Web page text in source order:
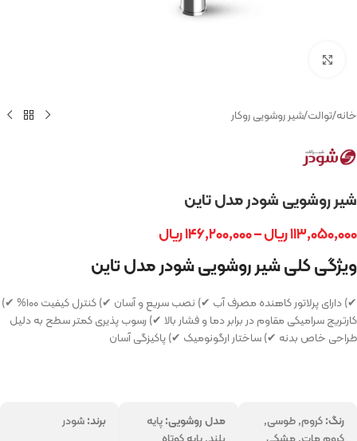
خانه/توالت/شیر روشویی روکار
شیر روشویی شودر مدل تاین
۱۱۳,۰۵۰,۰۰۰ریال–۱۴۶,۲۰۰,۰۰۰ریال
ویژگی‌ کلی شیر روشویی شودر مدل تاین
✔) دارای پرلاتور کاهنده مصرف آب ✔) نصب سریع و آسان ✔) کنترل کیفیت ۱۰۰% ✔)
کارتریج سرامیکی مقاوم در برابر دما و فشار بالا ✔) رسوب پذیری کمتر سطح به دلیل
طراحی خاص بدنه ✔) ساختار ارگونومیک ✔) پاکیزگی آسان
رنگ:کروم, طوسی,
مدل روشویی:پایه
برند:شودر